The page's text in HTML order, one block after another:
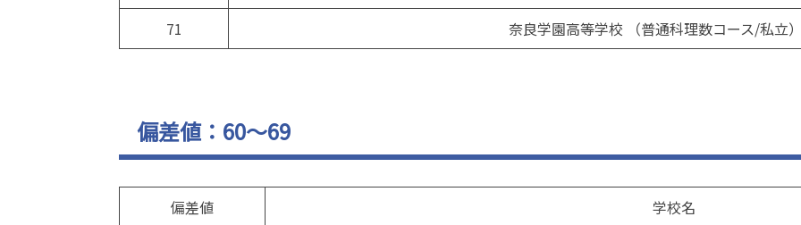
71
奈良学園高等学校 （普通科理数コース/私立
偏差値：60～69
偏差値
学校名